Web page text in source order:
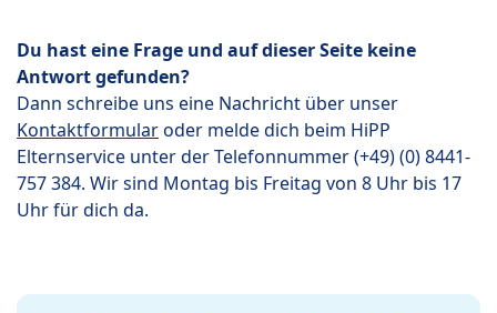
Du hast eine Frage und auf dieser Seite keine
Antwort gefunden?
Dann schreibe uns eine Nachricht über unser
Kontaktformularoder melde dich beim HiPP
Elternservice unter der Telefonnummer (+49) (0) 8441-
757 384. Wir sind Montag bis Freitag von 8 Uhr bis 17
Uhr für dich da.